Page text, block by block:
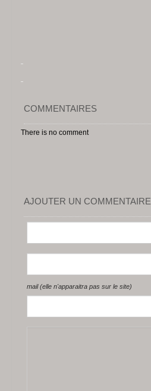
COMMENTAIRES
There is no comment
AJOUTER UN COMMENTAIRE
mail (elle n'apparaitra pas sur le site)